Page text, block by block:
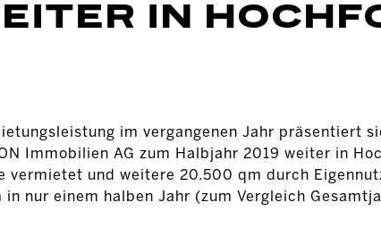
IN
im vergangenen Jahr präsentiert
Immobilien AG zum Halbjahr 2019 weiter in
vermietet und weitere 20.500 qm durch
nur einem halben Jahr (zum Vergleich